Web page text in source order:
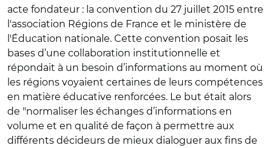
acte fondateur : la convention du 27 juillet 2015 entre
l'association Régions de France et le ministère de
l'Éducation nationale. Cette convention posait les
bases d’une collaboration institutionnelle et
répondait à un besoin d’informations au moment où
les régions voyaient certaines de leurs compétences
en matière éducative renforcées. Le but était alors
de "normaliser les échanges d’informations en
volume et en qualité de façon à permettre aux
différents décideurs de mieux dialoguer aux fins de